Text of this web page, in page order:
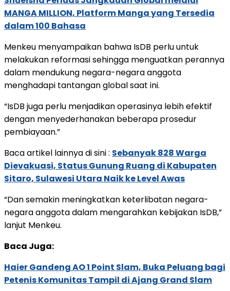
MANGA MILLION, Platform Manga yang Tersedia
dalam 100 Bahasa
Menkeu menyampaikan bahwa IsDB perlu untuk
melakukan reformasi sehingga menguatkan perannya
dalam mendukung negara-negara anggota
menghadapi tantangan global saat ini.
“IsDB juga perlu menjadikan operasinya lebih efektif
dengan menyederhanakan beberapa prosedur
pembiayaan.”
Baca artikel lainnya di sini : Sebanyak 828 Warga
Dievakuasi, Status Gunung Ruang di Kabupaten
Sitaro, Sulawesi Utara Naik ke Level Awas
“Dan semakin meningkatkan keterlibatan negara-
negara anggota dalam mengarahkan kebijakan IsDB,”
lanjut Menkeu.
Baca Juga:
Haier Gandeng AO 1 Point Slam, Buka Peluang bagi
Petenis Komunitas Tampil di Ajang Grand Slam